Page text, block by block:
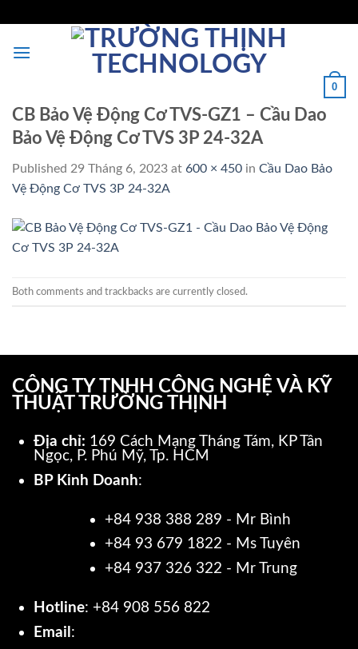
content
0
CB Bảo Vệ Động Cơ TVS-GZ1 – Cầu Dao
Bảo Vệ Động Cơ TVS 3P 24-32A
Published 29 Tháng 6, 2023 at 600 × 450 in Cầu Dao Bảo
Vệ Động Cơ TVS 3P 24-32A
Both comments and trackbacks are currently closed.
CÔNG TY TNHH CÔNG NGHỆ VÀ KỸ
THUẬT TRƯỜNG THỊNH
Địa chỉ: 169 Cách Mạng Tháng Tám, KP Tân
Ngọc, P. Phú Mỹ, Tp. HCM
BP Kinh Doanh:
+84 938 388 289 - Mr Bình
+84 93 679 1822 - Ms Tuyên
+84 937 326 322 - Mr Trung
Hotline: +84 908 556 822
Email :